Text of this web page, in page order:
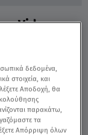
- Video
δεδομένα,
στοιχεία, και
Αποδοχή, θα
παρακάτω,
τα
Απόρριψη όλων